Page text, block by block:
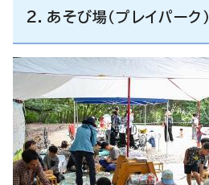
2．あそび場（プレイパーク）